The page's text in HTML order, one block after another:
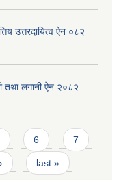
उत्तरदायित्व ऐन ०८२
तथा लगानी ऐन २०८२
6 7
last »